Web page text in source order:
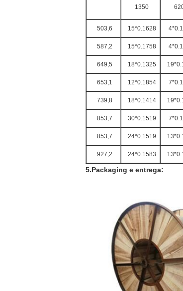
1350
503,6 15*0.1628
587,2 15*0.1758
649,5 18*0.1325
653,1 12*0.1854
739,8 18*0.1414
853,7 30*0.1519
853,7 24*0.1519
927,2 24*0.1583
5.Packaging e entrega: